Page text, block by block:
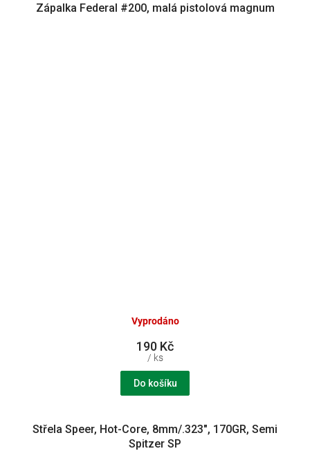
Zápalka Federal #200, malá pistolová magnum
Vyprodáno
190 Kč
/ ks
Do košíku
Střela Speer, Hot-Core, 8mm/.323", 170GR, Semi
Spitzer SP